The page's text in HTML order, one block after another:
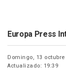
Europa Press
Domingo, 13 octubre
Actualizado: 19:39